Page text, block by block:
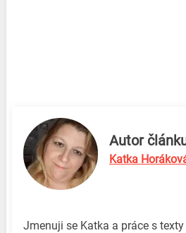
Autor
Katka
Jmenuji se Katka a práce s